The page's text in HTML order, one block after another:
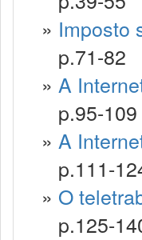
» Imposto
p.71-82
» A
p.95-109
» A
p.111-
» O
p.125-